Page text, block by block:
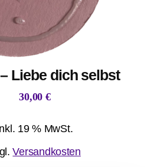
Liebe dich selbst
30,00 €
19 % MwSt.
Versandkosten